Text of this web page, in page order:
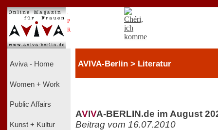
P
R
Aviva - Home
Women + Work
Public Affairs
Kunst + Kultur
AVIVA-Berlin > Literatur
AVIVA-BERLIN.de im August
Beitrag vom 16.07.2010